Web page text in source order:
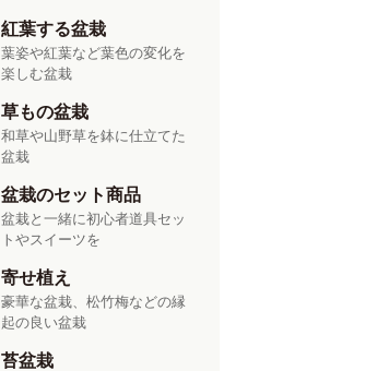
紅葉する盆栽
葉姿や紅葉など葉色の変化を
楽しむ盆栽
草もの盆栽
和草や山野草を鉢に仕立てた
盆栽
盆栽のセット商品
盆栽と一緒に初心者道具セッ
トやスイーツを
寄せ植え
豪華な盆栽、松竹梅などの縁
起の良い盆栽
苔盆栽